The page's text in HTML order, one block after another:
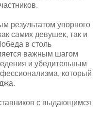
результатом упорного
самих девушек, так и
в столь
важным шагом
и убедительным
который
с выдающимся